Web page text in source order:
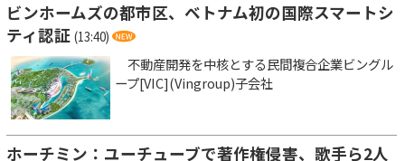
ビンホームズの都市区、ベトナム初の国際スマートシ
ティ認証 (13:40)
不動産開発を中核とする民間複合企業ビングル
ープ[VIC](Vingroup)子会社
ホーチミン：ユーチューブで著作権侵害、歌手ら2人